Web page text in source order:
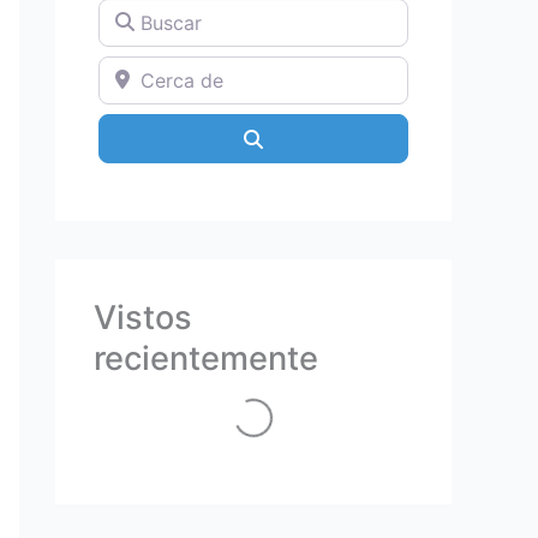
Buscar
Cerca de
Vistos
recientemente
Loading...